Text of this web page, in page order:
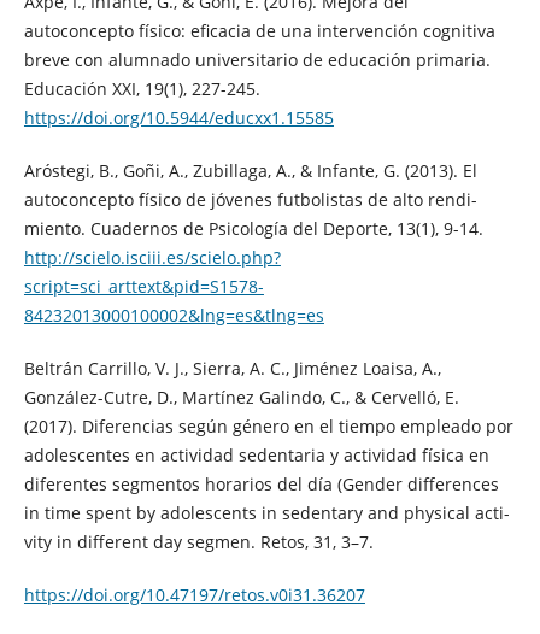
autoconcepto físico: eficacia de una intervención cognitiva
breve con alumnado universitario de educación primaria.
Educación XXI, 19(1), 227-245.
https://doi.org/10.5944/educxx1.15585
Aróstegi, B., Goñi, A., Zubillaga, A., & Infante, G. (2013). El
autoconcepto físico de jóvenes futbolistas de alto rendi-
miento. Cuadernos de Psicología del Deporte, 13(1), 9-14.
http://scielo.isciii.es/scielo.php?
script=sci_arttext&pid=S1578-
84232013000100002&lng=es&tlng=es
Beltrán Carrillo, V. J., Sierra, A. C., Jiménez Loaisa, A.,
González-Cutre, D., Martínez Galindo, C., & Cervelló, E.
(2017). Diferencias según género en el tiempo empleado por
adolescentes en actividad sedentaria y actividad física en
diferentes segmentos horarios del día (Gender differences
in time spent by adolescents in sedentary and physical acti-
vity in different day segmen. Retos, 31, 3–7.
https://doi.org/10.47197/retos.v0i31.36207